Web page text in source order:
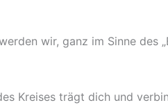
wir, ganz im Sinne des
Kreises trägt dich und